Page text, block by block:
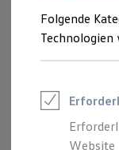
Leasing
Sie haben
Sie einen FAQ-
Folgende
Technologien
Website